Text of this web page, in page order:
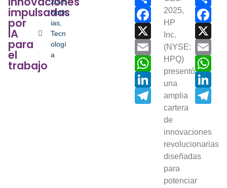
impulsadas
por
IA
para
el
trabajo
Notic
ias
Tecn
ologí
a
Facebook
X
Email
WhatsApp
LinkedIn
Telegram
2025,
HP
Inc.
(NYSE:
HPQ)
presentó
una
amplia
cartera
de
innovaciones
revolucionarias
diseñadas
para
potenciar
X